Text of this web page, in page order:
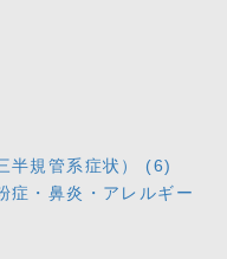
半規管系症状） (6)
症・鼻炎・アレルギー